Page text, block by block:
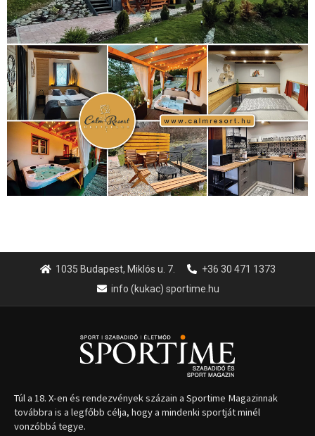
1035 Budapest, Miklós u. 7.
+36 30 471 1373
info (kukac) sportime.hu
Túl a 18. X-en és rendezvények százain a Sportime Magazinnak
továbbra is a legfőbb célja, hogy a mindenki sportját minél
vonzóbbá tegye.